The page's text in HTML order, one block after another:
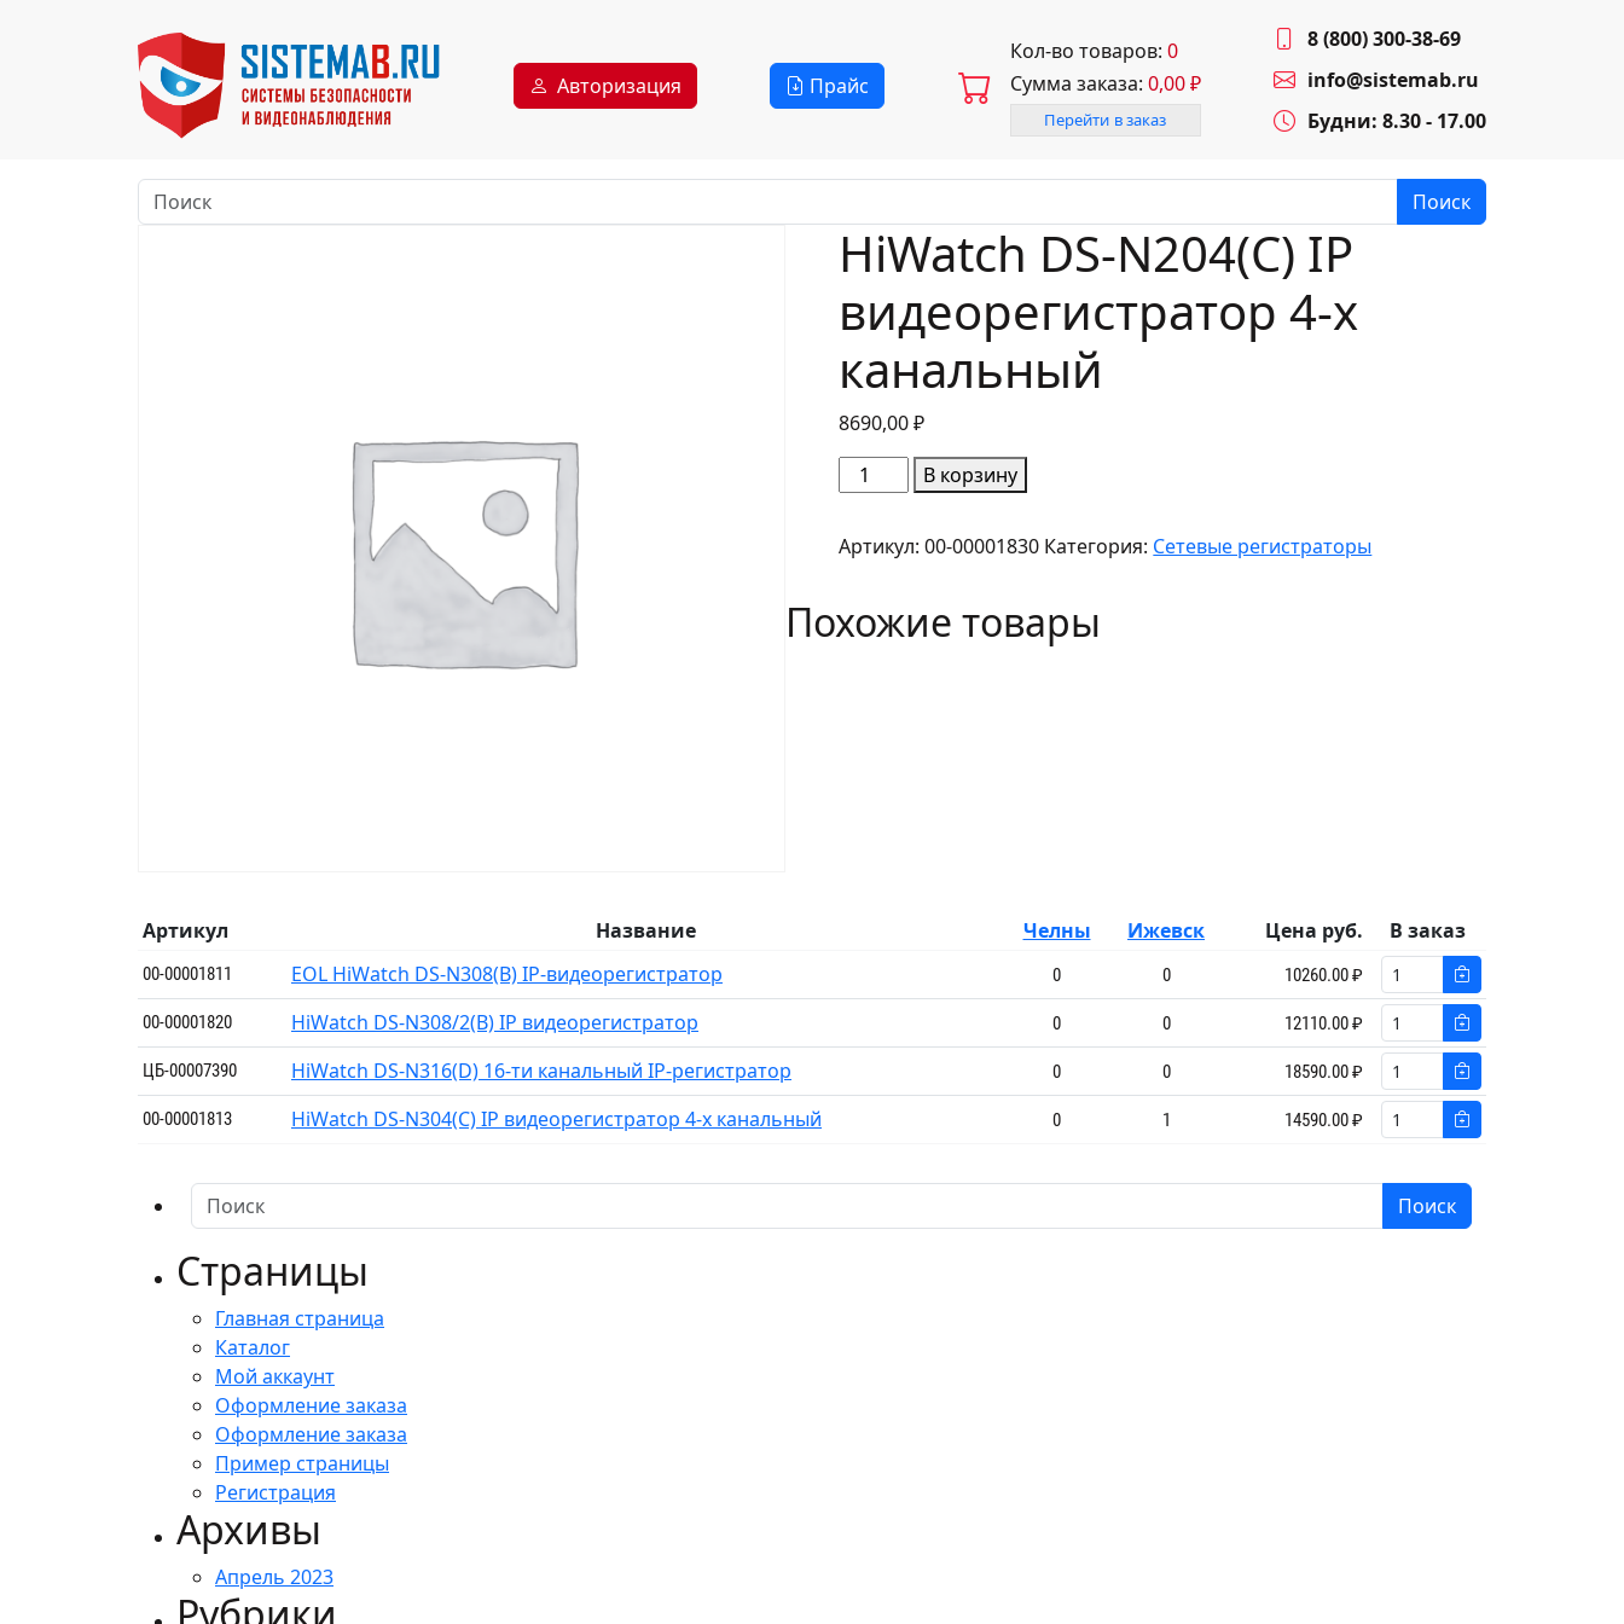
Авторизация Прайс
Кол-во товаров: 0
Сумма заказа: 0,00₽
Перейти в заказ
8 (800) 300-38-69
info@sistemab.ru
Будни: 8.30 - 17.00
Поиск
HiWatch DS-N204(C) IP
видеорегистратор 4-х
канальный
8690,00₽
Количество
товара
DS-
IP
видеорегистратор
В корзину
Артикул:00-00001830 Категория: Сетевые регистраторы
Похожие товары
Артикул Название Челны Ижевск Цена руб. В заказ
00-00001811 EOL HiWatch DS-N308(B) IP-видеорегистратор 0 0 10260.00 ₽
00-00001820 HiWatch DS-N308/2(B) IP видеорегистратор 0 0 12110.00 ₽
ЦБ-00007390 HiWatch DS-N316(D) 16-ти канальный IP-регистратор 0 0 18590.00 ₽
00-00001813 HiWatch DS-N304(C) IP видеорегистратор 4-х канальный 0 1 14590.00 ₽
Поиск
Страницы
Главная страница
Каталог
Мой аккаунт
Оформление заказа
Оформление заказа
Пример страницы
Регистрация
Архивы
Апрель 2023
Рубрики